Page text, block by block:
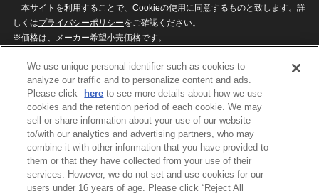
本サイトを利用することで、Cookieの使用に同意するものと致します。詳
しくはプライバシーポリシーをご確認ください。
※価格は、メーカー希望小売価格です。
ざいますのでご了承ください。
privacypolicy
Do Not Sell or Share My
Personal Information
ウェブサイトご利用条件
ソーシャルメディアポリシー
個人情報保護方針
お問い合わせ
We use unique personal identifier such as cookies to
analyze our traffic and to personalize content and ads.
Please click
here to see more details about how we use
cookies and the retention period of each cookie. We may
sell or share information about your use of our website
to/with our analytics and advertising partners, who may
combine it with other information that you have provided to
them or that they have collected from your use of their
services. However, we do not set and use cookies for our
users under 16 years of age. Please click “Reject All